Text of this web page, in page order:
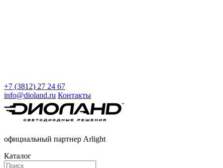
+7 (3812) 27 24 67
info@dioland.ru Контакты
официальный партнер Arlight
Каталог